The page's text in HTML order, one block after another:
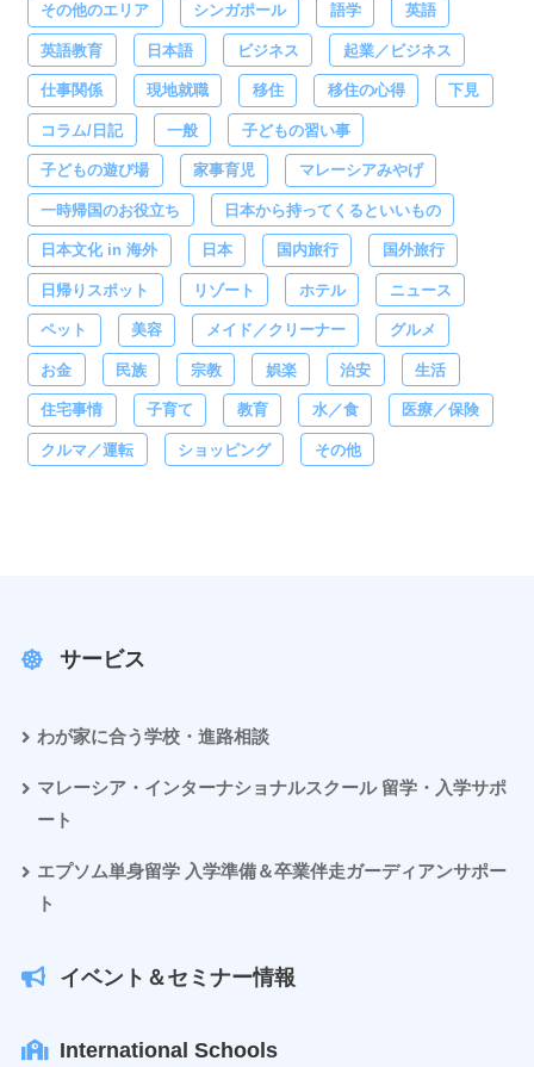
その他のエリア シンガポール 語学 英語
英語教育 日本語 ビジネス 起業／ビジネス
仕事関係 現地就職 移住 移住の心得 下見
コラム/日記 一般 子どもの習い事
子どもの遊び場 家事育児 マレーシアみやげ
一時帰国のお役立ち 日本から持ってくるといいもの
日本文化 in 海外 日本 国内旅行 国外旅行
日帰りスポット リゾート ホテル ニュース
ペット 美容 メイド／クリーナー グルメ
お金 民族 宗教 娯楽 治安 生活
住宅事情 子育て 教育 水／食 医療／保険
クルマ／運転 ショッピング その他
サービス
わが家に合う学校・進路相談
マレーシア・インターナショナルスクール 留学・入学サポ
ート
エプソム単身留学 入学準備＆卒業伴走ガーディアンサポー
ト
イベント＆セミナー情報
International Schools